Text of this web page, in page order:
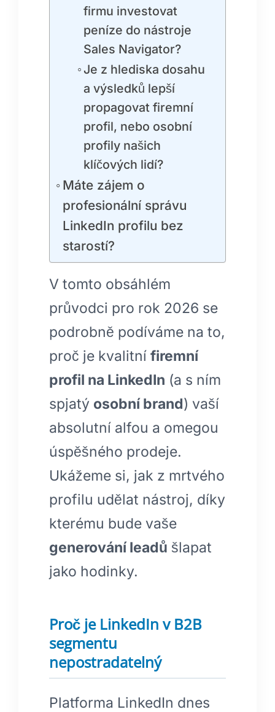
firmu investovat
peníze do nástroje
Sales Navigator?
Je z hlediska dosahu
a výsledků lepší
propagovat firemní
profil, nebo osobní
profily našich
klíčových lidí?
Máte zájem o
profesionální správu
LinkedIn profilu bez
starostí?
V tomto obsáhlém
průvodci pro rok 2026 se
podrobně podíváme na to,
proč je kvalitní firemní
profil na LinkedIn (a s ním
spjatý osobní brand) vaší
absolutní alfou a omegou
úspěšného prodeje.
Ukážeme si, jak z mrtvého
profilu udělat nástroj, díky
kterému bude vaše
generování leadů šlapat
jako hodinky.
Proč je LinkedIn v B2B
segmentu
nepostradatelný
Platforma LinkedIn dnes